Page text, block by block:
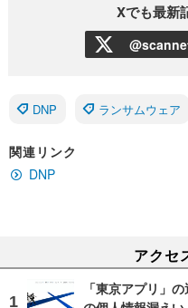
Xでも最新
DNP ランサムウェア
関連リンク
DNP
アクセ
「東京アプリ」